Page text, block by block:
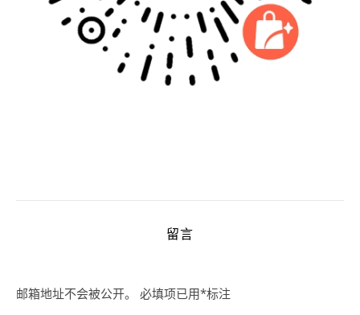
留言
邮箱地址不会被公开。 必填项已用*标注